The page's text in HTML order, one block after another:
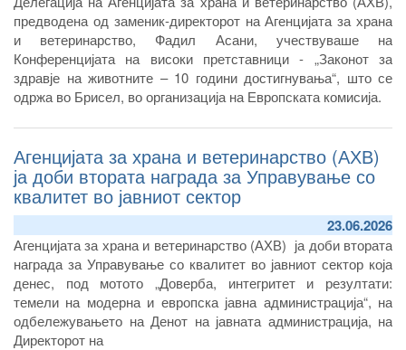
предводена од заменик-директорот на Агенцијата за храна
и ветеринарство, Фадил Асани, учествуваше на
Конференцијата на високи претставници - „Законот за
здравје на животните – 10 години достигнувања“, што се
одржа во Брисел, во организација на Европската комисија.
Агенцијата за храна и ветеринарство (АХВ)
ја доби втората награда за Управување со
квалитет во јавниот сектор
23.06.2026
Агенцијата за храна и ветеринарство (АХВ) ја доби втората
награда за Управување со квалитет во јавниот сектор која
денес, под мотото „Доверба, интегритет и резултати:
темели на модерна и европска јавна администрација“, на
одбележувањето на Денот на јавната администрација, на
Директорот на